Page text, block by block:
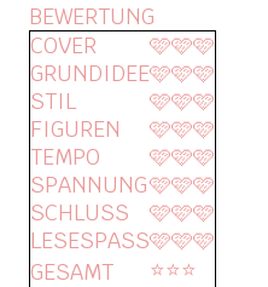
BEWERTUNG
COVER
🩷🩷🩷
GRUNDIDEE🩷🩷🩷
STIL
🩷🩷🩷
FIGUREN
🩷🩷🩷
TEMPO
🩷🩷🩷
SPANNUNG🩷🩷🩷
SCHLUSS
🩷🩷🩷
LESESPASS🩷🩷🩷
GESAMT
⭐️⭐️⭐️